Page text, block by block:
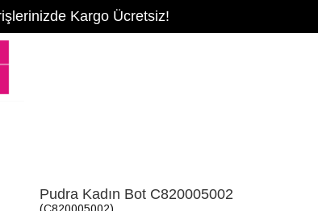
Kargo Ücretsiz!
Pudra Kadın Bot C820005002